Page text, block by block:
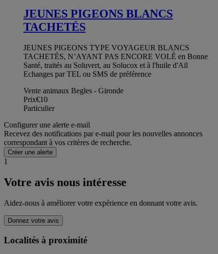
JEUNES PIGEONS BLANCS
TACHETÉS
JEUNES PIGEONS TYPE VOYAGEUR BLANCS
TACHETÉS, N’AYANT PAS ENCORE VOLÉ en Bonne
Santé, traités au Soluvert, au Solucox et à l'huile d'Aïl
Echanges par TEL ou SMS de préférence
Vente animaux Begles - Gironde
Prix€10
Particulier
Configurer une alerte e-mail
Recevez des notifications par e-mail pour les nouvelles annonces
correspondant à vos critères de recherche.
Créer une alerte
1
Votre avis nous intéresse
Aidez-nous à améliorer votre expérience en donnant votre avis.
Donnez votre avis
Localités à proximité